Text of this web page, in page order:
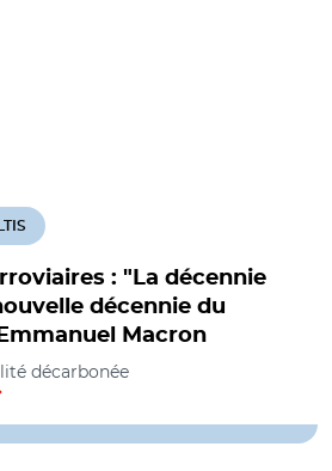
: "La décennie
décennie du
Macron
décarbonée